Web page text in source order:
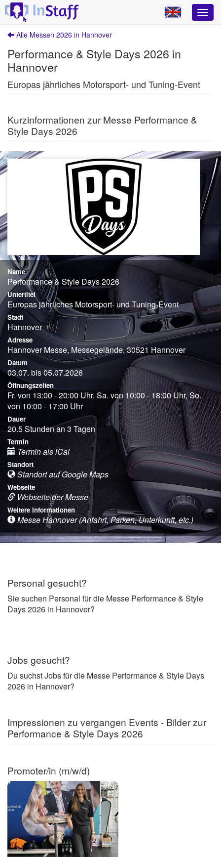
Alle Messen 2026 in Hannover
Performance & Style Days 2026 in
Hannover
Europas jährliches Motorsport- und Tuning-Event
Kurzinformationen zur Messe Performance &
Style Days 2026
Name
Performance & Style Days 2026
Untertitel
Europas jährliches Motorsport- und Tuning-Event
Stadt
Hannover
Adresse
Hannover Messe, Messegelände, 30521 Hannover
Datum
03.07. bis 05.07.2026
Öffnungszeiten
Fr. von 13:00 - 20:00 Uhr, Sa. von 10:00 - 18:00 Uhr, So.
von 10:00 - 17:00 Uhr
Dauer
20.5 Stunden an 3 Tagen
Termin
Termin als iCal
Standort
Standort auf Google Maps
Webseite
Webseite der Messe
Weitere Informationen
Messe Hannover (Anfahrt, Parken, Unterkunft, etc.)
Personal gesucht?
Sie suchen Personal für die Messe Performance & Style
Days 2026 in Hannover?
Jobs gesucht?
Du suchst Jobs für die Messe Performance & Style Days
2026 in Hannover?
Impressionen zu vergangen Events - Bilder zur
Performance & Style Days 2026
Promoter/in (m/w/d)